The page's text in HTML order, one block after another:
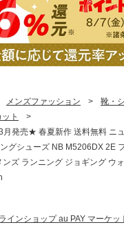
メンズファッション > 靴・
ト
>
発売★ 春夏新作 送料無料 ニ
グシューズ NB M5206DX 2E
ズ ランニング ジョギング ウ
インショップ au PAY マーケッ